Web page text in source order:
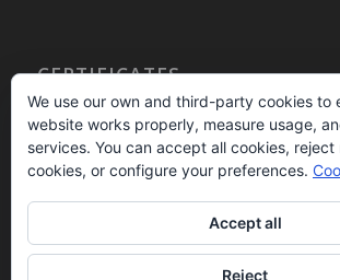
CERTIFICATES
Cookies policy
Legal warning
Terms and Conditions
We use our own and third-party cookies to
website works properly, measure usage,
services. You can accept all cookies, reject
cookies, or configure your preferences.
Accept all
Reject